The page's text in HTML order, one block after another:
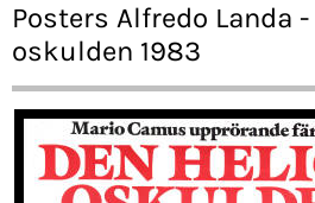
Posters Alfredo Landa
oskulden 1983